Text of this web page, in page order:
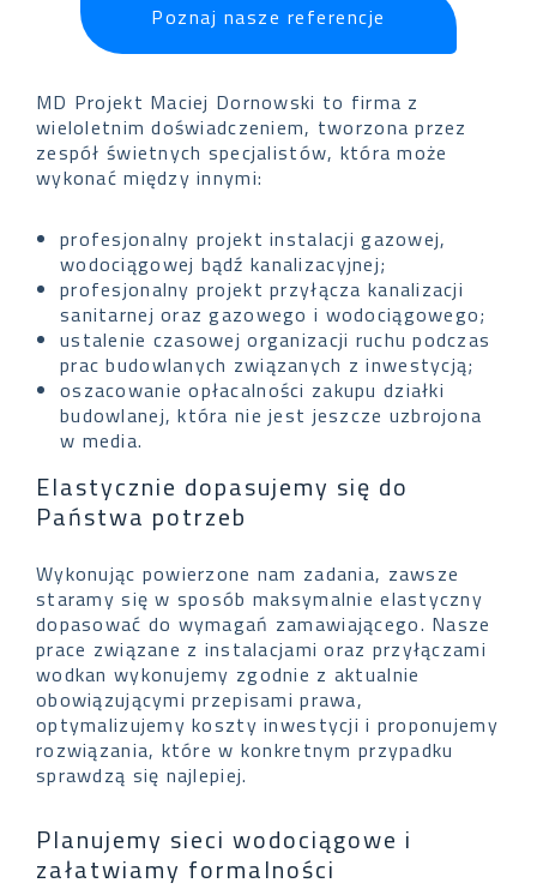
Poznaj nasze referencje
MD Projekt Maciej Dornowski to firma z
wieloletnim doświadczeniem, tworzona przez
zespół świetnych specjalistów, która może
wykonać między innymi:
profesjonalny projekt instalacji gazowej,
wodociągowej bądź kanalizacyjnej;
profesjonalny projekt przyłącza kanalizacji
sanitarnej oraz gazowego i wodociągowego;
ustalenie czasowej organizacji ruchu podczas
prac budowlanych związanych z inwestycją;
oszacowanie opłacalności zakupu działki
budowlanej, która nie jest jeszcze uzbrojona
w media.
Elastycznie dopasujemy się do
Państwa potrzeb
Wykonując powierzone nam zadania, zawsze
staramy się w sposób maksymalnie elastyczny
dopasować do wymagań zamawiającego. Nasze
prace związane z instalacjami oraz przyłączami
wodkan wykonujemy zgodnie z aktualnie
obowiązującymi przepisami prawa,
optymalizujemy koszty inwestycji i proponujemy
rozwiązania, które w konkretnym przypadku
sprawdzą się najlepiej.
Planujemy sieci wodociągowe i
załatwiamy formalności